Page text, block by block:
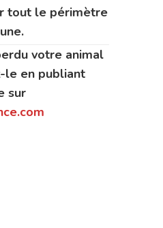
tout le périmètre
votre animal
le en publiant
sur